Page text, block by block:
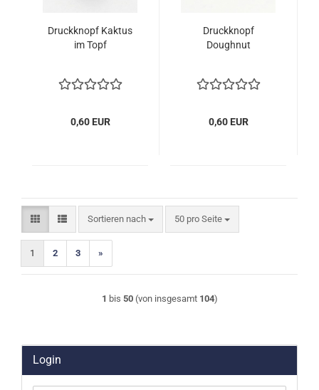
Druckknopf Kaktus
im Topf
0,60 EUR
Druckknopf
Doughnut
0,60 EUR
Sortieren nach
Sortieren nach 50 pro Seite
pro Seite
1 2 3 »
1 bis 50(von insgesamt 104)
Login